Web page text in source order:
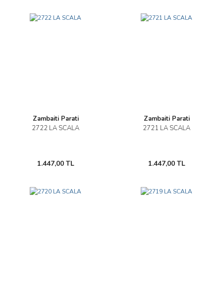
Zambaiti Parati
2722 LA SCALA
1.447,00 TL
Zambaiti Parati
2721 LA SCALA
1.447,00 TL